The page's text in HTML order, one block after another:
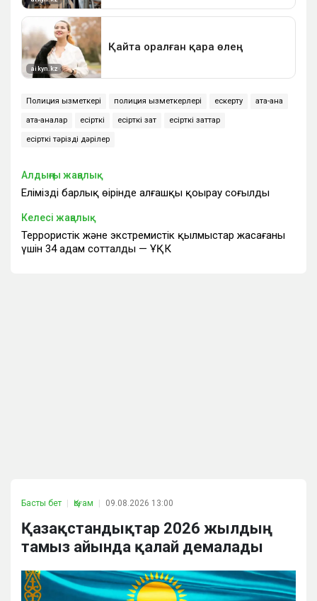
Полиция қызметкері полиция қызметкерлері ескерту ата-ана
ата-аналар есірткі есірткі зат есірткі заттар
есірткі тәрізді дәрілер
Алдыңғы жаңалық
Еліміздің барлық өңірінде алғашқы қоңырау соғылды
Келесі жаңалық
Террористік және экстремистік қылмыстар жасағаны
үшін 34 адам сотталды — ҰҚК
Басты бет Қоғам 09.08.2026 13:00
Қазақстандықтар 2026 жылдың
тамыз айында қалай демалады